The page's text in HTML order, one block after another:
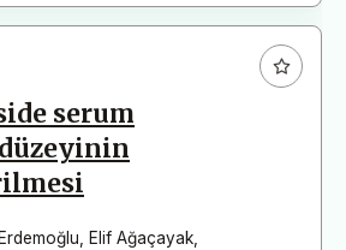
serum
Elif Ağaçayak